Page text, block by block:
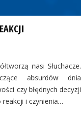
nasi Słuchacze.
absurdów dnia
czy błędnych decyzji
i czynienia…